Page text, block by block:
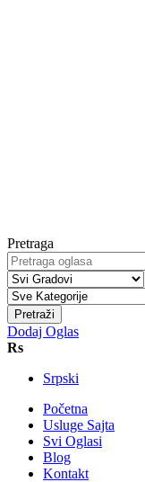
Pretraga
Pretraži
Dodaj Oglas
Rs
Srpski
Početna
Usluge Sajta
Svi Oglasi
Blog
Kontakt